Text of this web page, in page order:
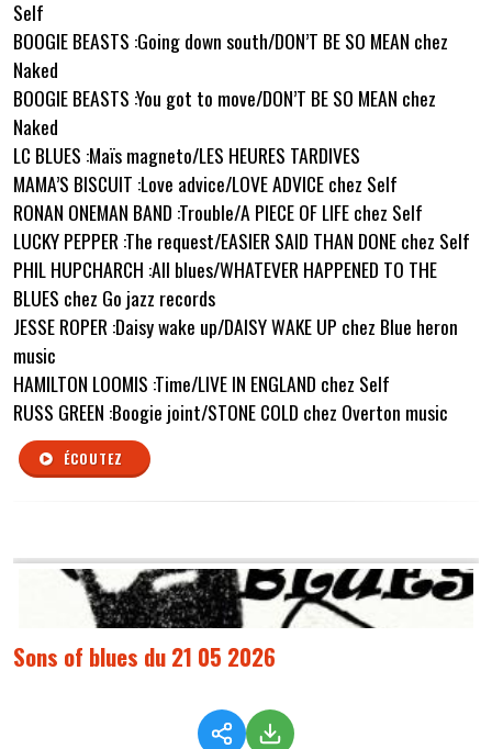
Self
BOOGIE BEASTS :Going down south/DON’T BE SO MEAN chez
Naked
BOOGIE BEASTS :You got to move/DON’T BE SO MEAN chez
Naked
LC BLUES :Maïs magneto/LES HEURES TARDIVES
MAMA’S BISCUIT :Love advice/LOVE ADVICE chez Self
RONAN ONEMAN BAND :Trouble/A PIECE OF LIFE chez Self
LUCKY PEPPER :The request/EASIER SAID THAN DONE chez Self
PHIL HUPCHARCH :All blues/WHATEVER HAPPENED TO THE
BLUES chez Go jazz records
JESSE ROPER :Daisy wake up/DAISY WAKE UP chez Blue heron
music
HAMILTON LOOMIS :Time/LIVE IN ENGLAND chez Self
RUSS GREEN :Boogie joint/STONE COLD chez Overton music
ÉCOUTEZ
Sons of blues du 21 05 2026